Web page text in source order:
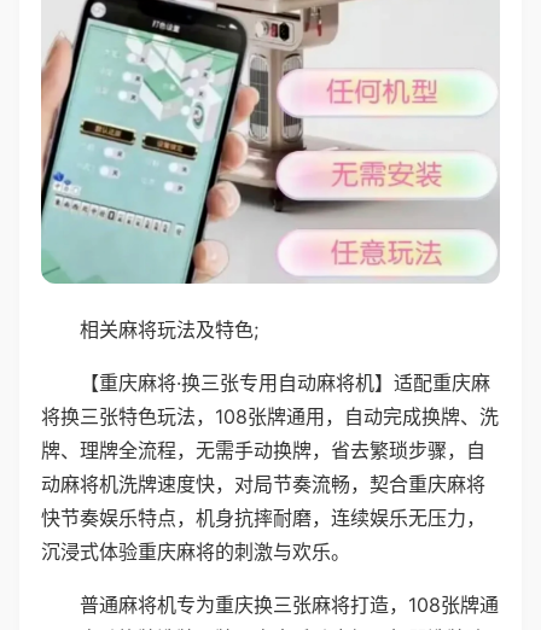
相关麻将玩法及特色;
【重庆麻将·换三张专用自动麻将机】适配重庆麻
将换三张特色玩法，108张牌通用，自动完成换牌、洗
牌、理牌全流程，无需手动换牌，省去繁琐步骤，自
动麻将机洗牌速度快，对局节奏流畅，契合重庆麻将
快节奏娱乐特点，机身抗摔耐磨，连续娱乐无压力，
沉浸式体验重庆麻将的刺激与欢乐。
普通麻将机专为重庆换三张麻将打造，108张牌通